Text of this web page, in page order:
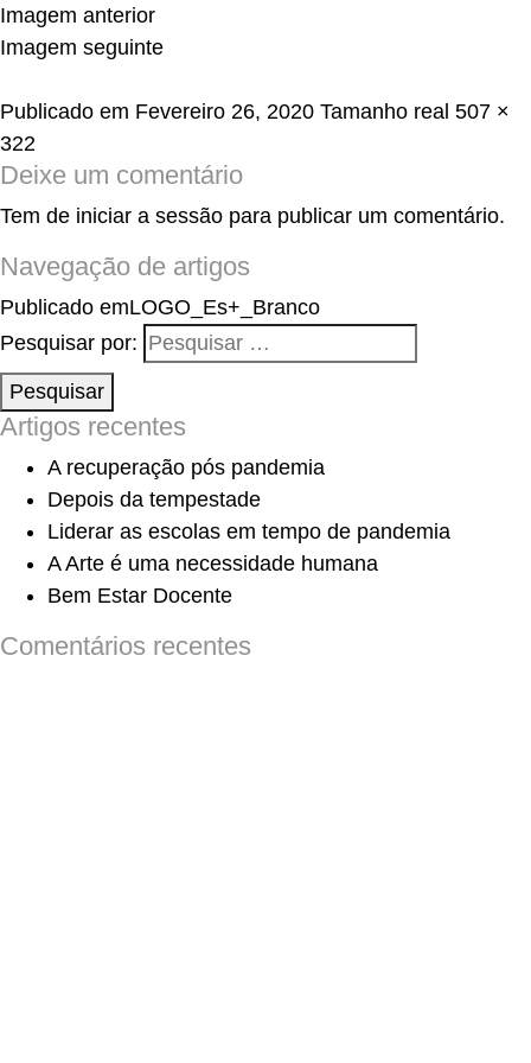
Imagem anterior
Imagem seguinte
Publicado em Fevereiro 26, 2020 Tamanho real 507 ×
322
Deixe um comentário
Tem de iniciar a sessão para publicar um comentário.
Navegação de artigos
Publicado emLOGO_Es+_Branco
Pesquisar por:
Pesquisar
Artigos recentes
A recuperação pós pandemia
Depois da tempestade
Liderar as escolas em tempo de pandemia
A Arte é uma necessidade humana
Bem Estar Docente
Comentários recentes